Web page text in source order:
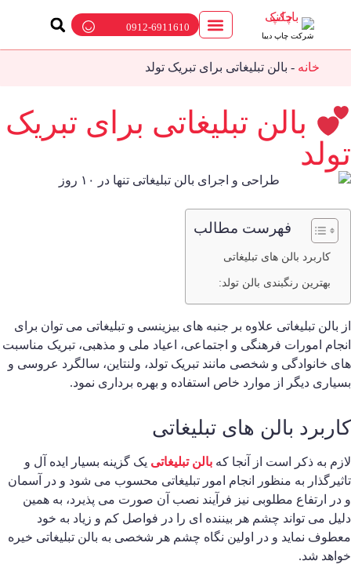
شرکت چاپ دیبا
0912-6911610
خانه- بالن تبلیغاتی برای تبریک تولد
بالن تبلیغاتی برای تبریک
فهرست مطالب
کاربرد بالن های تبلیغاتی
بهترین رنگبندی بالن تولد:
بالن تبلیغاتی علاوه بر جنبه های بیزینسی و تبلیغاتی می توان برای
امورات فرهنگی و اجتماعی، اعیاد ملی و مذهبی، تبریک مناسبت
خانوادگی و شخصی مانند تبریک تولد، ولنتاین، سالگرد عروسی و
دیگر از موارد خاص استفاده و بهره برداری نمود.
بالن های تبلیغاتی
به ذکر است از آنجا که بالن تبلیغاتییک گزینه بسیار ایده آل و
به منظور انجام امور تبلیغاتی محسوب می شود و در آسمان
در ارتفاع مطلوبی نیز فرآیند نصب آن صورت می پذیرد، به همین
می تواند چشم هر بیننده ای را در فواصل کم و زیاد به خود
نماید و در اولین نگاه چشم هر شخصی به بالن تبلیغاتی خیره
شد.